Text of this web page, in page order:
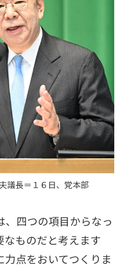
議長＝１６日、党本部
四つの項目からなっ
なものだと考えます
点をおいてつくりま